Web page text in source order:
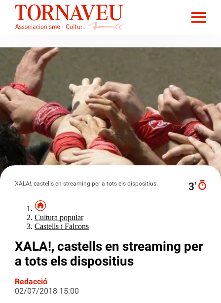
XALA!, castells en streaming per a tots els dispositius 3′
Cultura popular
Castells i Falcons
XALA!, castells en streaming per
a tots els dispositius
Redacció
02/07/2018 15:00